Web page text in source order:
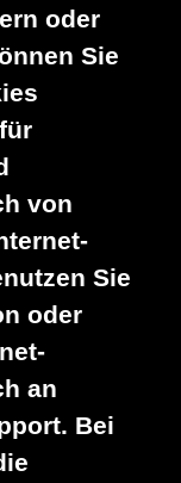
oder
Sie
von
Sie
oder
an
Bei